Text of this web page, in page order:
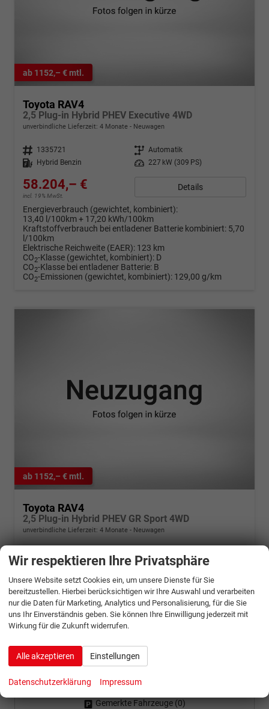
ab 1152,– € mtl.
Toyota RAV4
2,5 Plug-in Hybrid PHEV Executive 4WD
unverbindliche Lieferzeit: 4 Monate Neuwagen
Fahrzeugnr. 1335721 Getriebe Automatik
Kraftstoff
Hybrid Benzin Leistung 227 kW (309 PS)
58.204,– €
incl. 19% MwSt.
Details
Energieverbrauch (gewichtet, kombiniert):
13,40 l/100km + 17,20 kWh/100km
Kraftstoffverbrauch bei entladener Batterie kombiniert: 5,70
l/100km
Elektrische Reichweite (EAER): 123 km
CO2-Klasse (gewichtet, kombiniert): D
CO2-Klasse bei entladener Batterie: B
CO2-Emissionen (gewichtet, kombiniert): 129,00 g/km
ab 1152,– € mtl.
Toyota RAV4
2,5 Plug-in Hybrid PHEV GR Sport 4WD
unverbindliche Lieferzeit: 4 Monate Neuwagen
1335999
Automatik
Kraftstoff Hybrid Benzin 227 kW (309 PS)
58.204,– €
incl. 19% MwSt.
Details
Energieverbrauch (gewichtet, kombiniert):
13,40 l/100km + 17,20 kWh/100km
Kraftstoffverbrauch bei entladener Batterie kombiniert:
Elektrische Reichweite (EAER):
CO -Klasse (gewichtet, kombiniert):
CO2-Emissionen (gewichtet, kombiniert):
Gemerkte Fahrzeuge (0)
Wir respektieren Ihre Privatsphäre
Unsere Website setzt Cookies ein, um unsere Dienste für Sie
bereitzustellen. Hierbei berücksichtigen wir Ihre Auswahl und verarbeiten
nur die Daten für Marketing, Analytics und Personalisierung, für die Sie
uns Ihr Einverständnis geben. Sie können Ihre Einwilligung jederzeit mit
Wirkung für die Zukunft widerrufen.
Alle akzeptieren Einstellungen
Datenschutzerklärung Impressum